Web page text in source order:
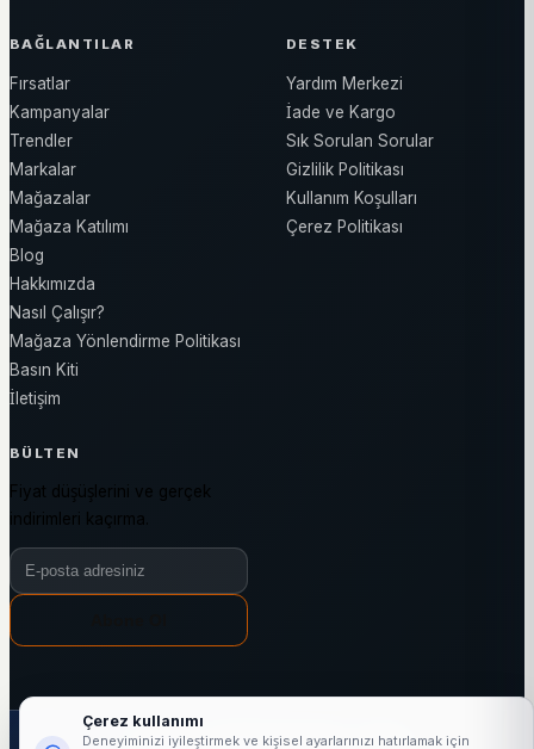
BAĞLANTILAR
Fırsatlar
Kampanyalar
Trendler
Markalar
Mağazalar
Mağaza Katılımı
Blog
Hakkımızda
Nasıl Çalışır?
Mağaza Yönlendirme Politikası
Basın Kiti
İletişim
DESTEK
Yardım Merkezi
İade ve Kargo
Sık Sorulan Sorular
Gizlilik Politikası
Kullanım Koşulları
Çerez Politikası
BÜLTEN
Fiyat düşüşlerini ve gerçek
indirimleri kaçırma.
Bülten e-posta adresiniz
1000+ 25863+3144+ 7/24
Çerez kullanımı
Deneyiminizi iyileştirmek ve kişisel ayarlarınızı hatırlamak için